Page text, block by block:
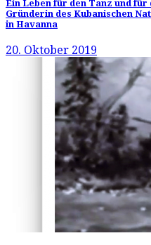
Ein Leben für den Tanz und
Gründerin des Kubanischen
in Havanna
20. Oktober 2019